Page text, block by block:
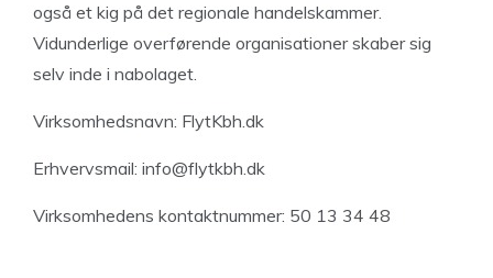
også et kig på det regionale handelskammer.
Vidunderlige overførende organisationer skaber sig
selv inde i nabolaget.
Virksomhedsnavn: FlytKbh.dk
Erhvervsmail: info@flytkbh.dk
Virksomhedens kontaktnummer: 50 13 34 48